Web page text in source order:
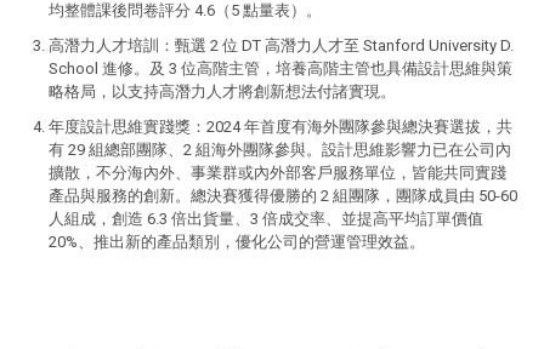
均整體課後問卷評分 4.6（5 點量表）。
高潛力人才培訓：甄選 2 位 DT 高潛力人才至 Stanford University D.
School 進修。及 3 位高階主管，培養高階主管也具備設計思維與策
略格局，以支持高潛力人才將創新想法付諸實現。
年度設計思維實踐獎：2024 年首度有海外團隊參與總決賽選拔，共
有 29 組總部團隊、2 組海外團隊參與。設計思維影響力已在公司內
擴散，不分海內外、事業群或內外部客戶服務單位，皆能共同實踐
產品與服務的創新。總決賽獲得優勝的 2 組團隊，團隊成員由 50-60
人組成，創造 6.3 倍出貨量、3 倍成交率、並提高平均訂單價值
20%、推出新的產品類別，優化公司的營運管理效益。